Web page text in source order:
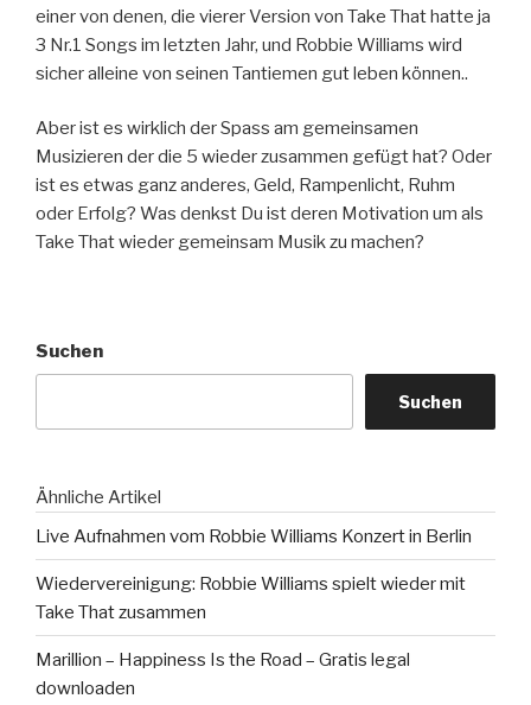
einer von denen, die vierer Version von Take That hatte ja
3 Nr.1 Songs im letzten Jahr, und Robbie Williams wird
sicher alleine von seinen Tantiemen gut leben können..
Aber ist es wirklich der Spass am gemeinsamen
Musizieren der die 5 wieder zusammen gefügt hat? Oder
ist es etwas ganz anderes, Geld, Rampenlicht, Ruhm
oder Erfolg? Was denkst Du ist deren Motivation um als
Take That wieder gemeinsam Musik zu machen?
Suchen
Suchen
Ähnliche Artikel
Live Aufnahmen vom Robbie Williams Konzert in Berlin
Wiedervereinigung: Robbie Williams spielt wieder mit
Take That zusammen
Marillion – Happiness Is the Road – Gratis legal
downloaden